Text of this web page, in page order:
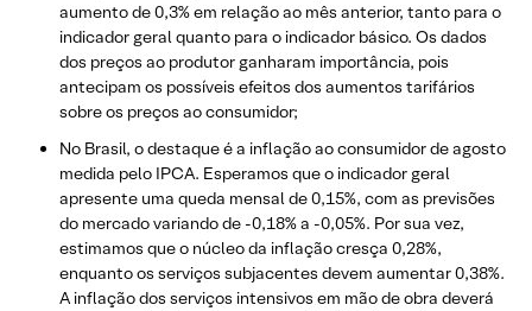
aumento de 0,3% em relação ao mês anterior, tanto para o
indicador geral quanto para o indicador básico. Os dados
dos preços ao produtor ganharam importância, pois
antecipam os possíveis efeitos dos aumentos tarifários
sobre os preços ao consumidor;
No Brasil, o destaque é a inflação ao consumidor de agosto
medida pelo IPCA. Esperamos que o indicador geral
apresente uma queda mensal de 0,15%, com as previsões
do mercado variando de -0,18% a -0,05%. Por sua vez,
estimamos que o núcleo da inflação cresça 0,28%,
enquanto os serviços subjacentes devem aumentar 0,38%.
A inflação dos serviços intensivos em mão de obra deverá